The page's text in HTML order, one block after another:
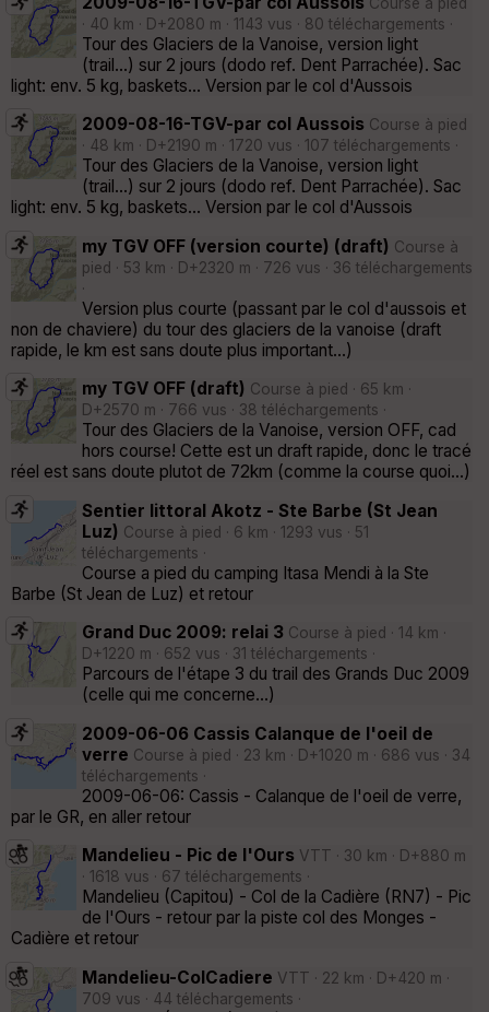
· 40 km · D+2080 m · 1143 vus · 80 téléchargements ·
Tour des Glaciers de la Vanoise, version light
(trail...) sur 2 jours (dodo ref. Dent Parrachée). Sac
light: env. 5 kg, baskets... Version par le col d'Aussois
2009-08-16-TGV-par col Aussois Course à pied
· 48 km · D+2190 m · 1720 vus · 107 téléchargements ·
Tour des Glaciers de la Vanoise, version light
(trail...) sur 2 jours (dodo ref. Dent Parrachée). Sac
light: env. 5 kg, baskets... Version par le col d'Aussois
my TGV OFF (version courte) (draft) Course à
pied · 53 km · D+2320 m · 726 vus · 36 téléchargements
·
Version plus courte (passant par le col d'aussois et
non de chaviere) du tour des glaciers de la vanoise (draft
rapide, le km est sans doute plus important...)
my TGV OFF (draft) Course à pied · 65 km ·
D+2570 m · 766 vus · 38 téléchargements ·
Tour des Glaciers de la Vanoise, version OFF, cad
hors course! Cette est un draft rapide, donc le tracé
réel est sans doute plutot de 72km (comme la course quoi...)
Sentier littoral Akotz - Ste Barbe (St Jean
Luz) Course à pied · 6 km · 1293 vus · 51
téléchargements ·
Course a pied du camping Itasa Mendi à la Ste
Barbe (St Jean de Luz) et retour
Grand Duc 2009: relai 3 Course à pied · 14 km ·
D+1220 m · 652 vus · 31 téléchargements ·
Parcours de l'étape 3 du trail des Grands Duc 2009
(celle qui me concerne...)
2009-06-06 Cassis Calanque de l'oeil de
verre Course à pied · 23 km · D+1020 m · 686 vus · 34
téléchargements ·
2009-06-06: Cassis - Calanque de l'oeil de verre,
par le GR, en aller retour
Mandelieu - Pic de l'Ours VTT · 30 km · D+880 m
· 1618 vus · 67 téléchargements ·
Mandelieu (Capitou) - Col de la Cadière (RN7) - Pic
de l'Ours - retour par la piste col des Monges -
Cadière et retour
Mandelieu-ColCadiere VTT · 22 km · D+420 m ·
709 vus · 44 téléchargements ·